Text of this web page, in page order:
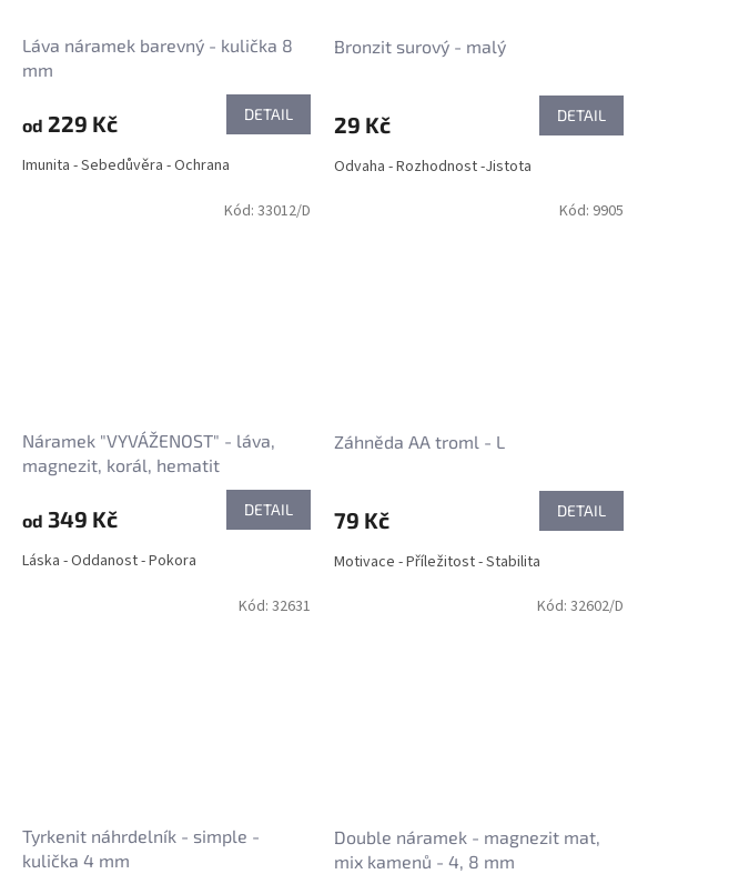
Láva náramek barevný - kulička 8
mm
od 229 Kč DETAIL
Imunita - Sebedůvěra - Ochrana
Bronzit surový - malý
29 Kč DETAIL
Odvaha - Rozhodnost -Jistota
Náramek "VYVÁŽENOST" - láva,
magnezit, korál, hematit
od 349 Kč DETAIL
Láska - Oddanost - Pokora
Kód: 33012/D
Záhněda AA troml - L
79 Kč DETAIL
Motivace - Příležitost - Stabilita
Kód: 9905
Tyrkenit náhrdelník - simple -
kulička 4 mm
Kód: 32631
Double náramek - magnezit mat,
mix kamenů - 4, 8 mm
Kód: 32602/D